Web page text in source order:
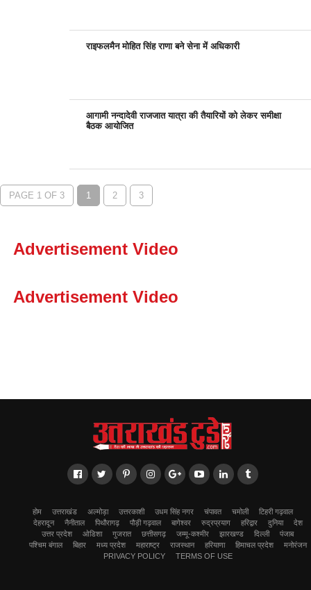
राइफलमैन मोहित सिंह राणा बने सेना में अधिकारी
आगामी नन्दादेवी राजजात यात्रा की तैयारियों को लेकर समीक्षा
बैठक आयोजित
PAGE 1 OF 3 1 2 3
Advertisement Video
Advertisement Video
होम उत्तराखंड अल्मोड़ा उत्तरकाशी उधम सिंह नगर चंपावत चमोली
टिहरी गढ़वाल
देहरादून
नैनीताल पिथौरागढ़ पौड़ी गढ़वाल बागेश्वर रुद्रप्रयाग हरिद्वार दुनिया
देश
उत्तर प्रदेश
ओडिशा गुजरात छत्तीसगढ़ जम्मू-कश्मीर झारखण्ड दिल्ली
पंजाब
पश्चिम बंगाल
बिहार मध्य प्रदेश महाराष्ट्र राजस्थान हरियाणा हिमाचल प्रदेश
मनोरंजन
PRIVACY POLICY
TERMS OF USE